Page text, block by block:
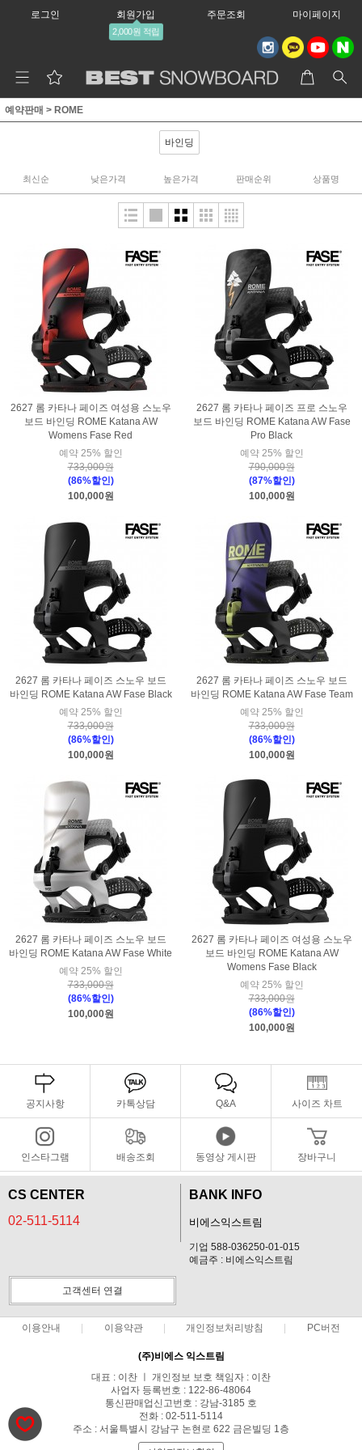
로그인 회원가입
2,000원 적립
주문조회 마이페이지
예약판매 > ROME
바인딩
최신순 낮은가격 높은가격 판매순위 상품명
2627 롬 카타나 페이즈 여성용 스노우
보드 바인딩 ROME Katana AW
Womens Fase Red
예약 25% 할인
733,000원
(86%할인)
100,000원
2627 롬 카타나 페이즈 프로 스노우
보드 바인딩 ROME Katana AW Fase
Pro Black
예약 25% 할인
790,000원
(87%할인)
100,000원
2627 롬 카타나 페이즈 스노우 보드
바인딩 ROME Katana AW Fase Black
예약 25% 할인
733,000원
(86%할인)
100,000원
2627 롬 카타나 페이즈 스노우 보드
바인딩 ROME Katana AW Fase Team
예약 25% 할인
733,000원
(86%할인)
100,000원
2627 롬 카타나 페이즈 스노우 보드
바인딩 ROME Katana AW Fase White
예약 25% 할인
733,000원
(86%할인)
100,000원
2627 롬 카타나 페이즈 여성용 스노우
보드 바인딩 ROME Katana AW
Womens Fase Black
예약 25% 할인
733,000원
(86%할인)
100,000원
공지사항 카톡상담 Q&A 사이즈 차트
인스타그램 배송조회 동영상 게시판 장바구니
CS CENTER
02-511-5114
BANK INFO
비에스익스트림
기업 588-036250-01-015
예금주 : 비에스익스트림
고객센터 연결
이용안내 이용약관 개인정보처리방침 PC버전
(주)비에스 익스트림
대표 : 이찬 ㅣ 개인정보 보호 책임자 : 이찬
사업자 등록번호 : 122-86-48064
통신판매업신고번호 : 강남-3185 호
전화 : 02-511-5114
주소 : 서울특별시 강남구 논현로 622 금은빌딩 1층